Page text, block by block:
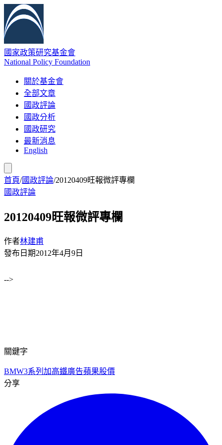
國家政策研究基金會
National Policy Foundation
關於基金會
全部文章
國政評論
國政分析
國政研究
最新消息
English
首頁/國政評論/20120409旺報微評專欄
國政評論
20120409旺報微評專欄
作者林建甫
發布日期2012年4月9日
-->
關鍵字
BMW3系列加高鐵廣告蘋果股價
分享